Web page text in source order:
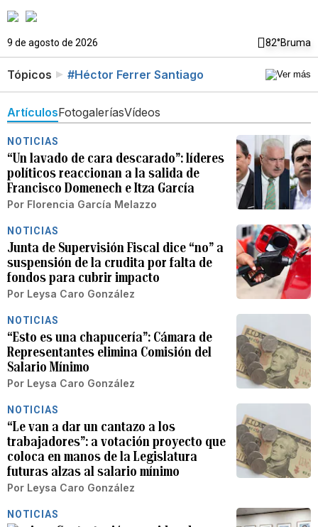
9 de agosto de 2026 82°Bruma
Tópicos #Héctor Ferrer Santiago
ArtículosFotogaleríasVídeos
NOTICIAS
“Un lavado de cara descarado”: líderes
políticos reaccionan a la salida de
Francisco Domenech e Itza García
Por Florencia García Melazzo
NOTICIAS
Junta de Supervisión Fiscal dice “no” a
suspensión de la crudita por falta de
fondos para cubrir impacto
Por Leysa Caro González
NOTICIAS
“Esto es una chapucería”: Cámara de
Representantes elimina Comisión del
Salario Mínimo
Por Leysa Caro González
NOTICIAS
“Le van a dar un cantazo a los
trabajadores”: a votación proyecto que
coloca en manos de la Legislatura
futuras alzas al salario mínimo
Por Leysa Caro González
NOTICIAS